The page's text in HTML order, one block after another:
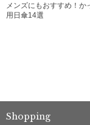
メンズにもおすすめ！か
用日傘14選
Shopping